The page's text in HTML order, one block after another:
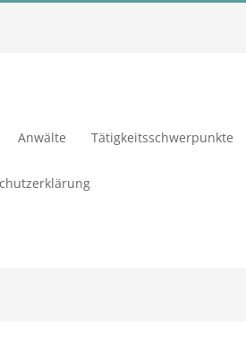
Anwälte Tätigkeitsschwerpunkte